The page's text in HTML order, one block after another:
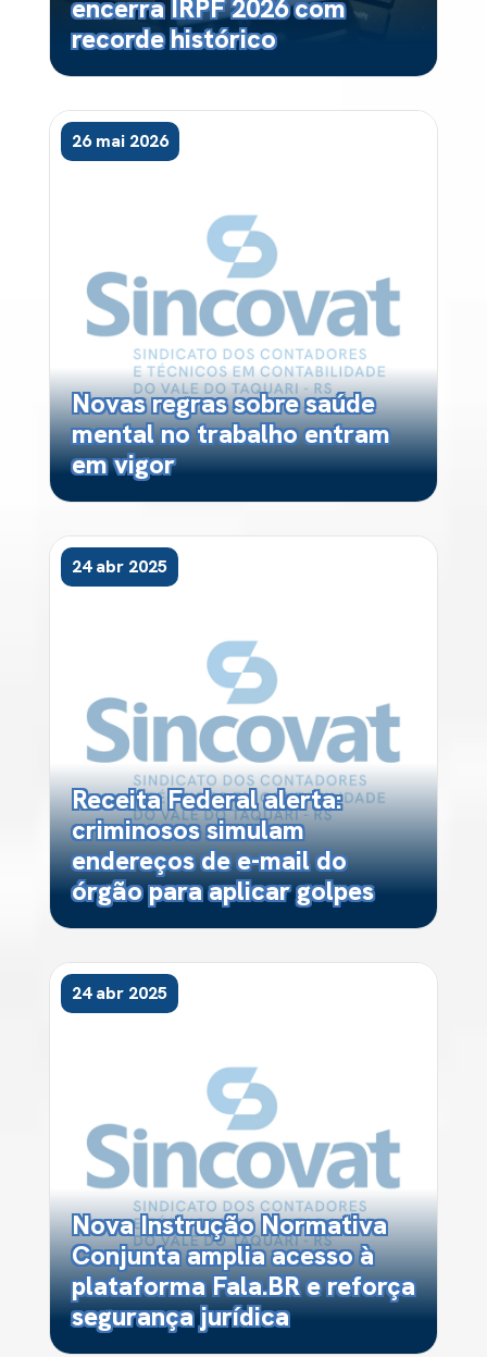
encerra IRPF 2026 com
recorde histórico
26 mai 2026
Novas regras sobre saúde
mental no trabalho entram
em vigor
24 abr 2025
Receita Federal alerta:
criminosos simulam
endereços de e-mail do
órgão para aplicar golpes
24 abr 2025
Nova Instrução Normativa
Conjunta amplia acesso à
plataforma Fala.BR e reforça
segurança jurídica